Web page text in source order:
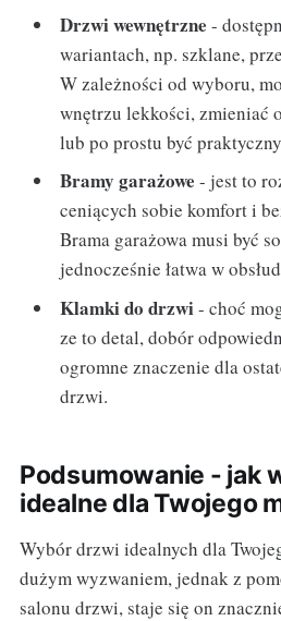
Drzwi wewnętrzne -
wariantach, np. szklane,
W zależności od wyboru,
wnętrzu lekkości, zmieniać
lub po prostu być
Bramy garażowe - jest to
ceniących sobie komfort i
Brama garażowa musi być
jednocześnie łatwa w
Klamki do drzwi- choć
ze to detal, dobór
ogromne znaczenie dla
drzwi.
Podsumowanie - jak
idealne dla Twojego
Wybór drzwi idealnych dla
dużym wyzwaniem, jednak z
salonu drzwi, staje się on